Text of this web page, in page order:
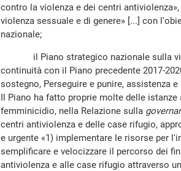
contro la violenza e dei centri
violenza sessuale e di genere» [...] con
nazionale;
il Piano strategico nazionale sulla
continuità con il Piano precedente 2017-
sostegno, Perseguire e punire, assistenza
Il Piano ha fatto proprie molte delle
femminicidio, nella Relazione sulla
centri antiviolenza e delle case rifugio,
e urgente «1) implementare le risorse per
semplificare e velocizzare il percorso dei
antiviolenza e alle case rifugio attraverso